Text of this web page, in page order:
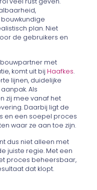
plan. Niet
de gebruikers en
met
komt uit bij Haafkes.
lijnen, duidelijke
Als
zij mee vanaf het
Daarbij ligt de
en een soepel proces
waar ze aan toe zijn.
dus niet alleen met
juiste regie. Met een
proces beheersbaar,
dat klopt.